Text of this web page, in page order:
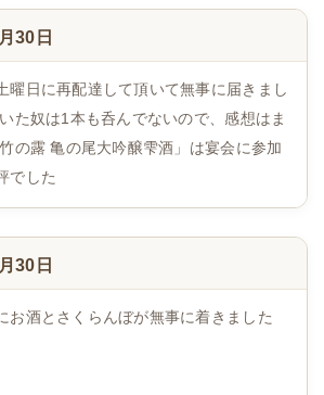
30日
曜日に再配達して頂いて無事に届きまし
た奴は1本も呑んでないので、感想はま
の露 亀の尾大吟醸雫酒」は宴会に参加
でした
30日
お酒とさくらんぼが無事に着きました